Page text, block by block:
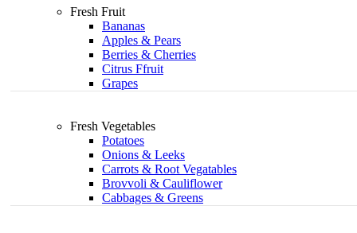
Fresh Fruit
Bananas
Apples & Pears
Berries & Cherries
Citrus Ffruit
Grapes
Fresh Vegetables
Potatoes
Onions & Leeks
Carrots & Root Vegatables
Brovvoli & Cauliflower
Cabbages & Greens